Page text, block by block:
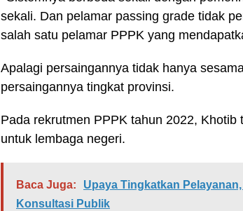
sekali. Dan pelamar passing grade tidak
salah satu pelamar PPPK yang
Apalagi persaingannya tidak hanya
persaingannya tingkat provinsi.
Pada rekrutmen PPPK tahun 2022,
untuk lembaga negeri.
Baca Juga:
Upaya Tingkatkan
Konsultasi Publik